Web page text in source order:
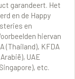
garandeert. Het
en de Happy
en
hiervan
(Thailand), KFDA
UAE
etc.